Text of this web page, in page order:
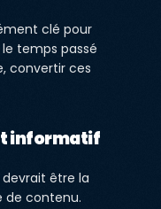
clé pour
temps passé
convertir ces
informatif
devrait être la
de contenu.